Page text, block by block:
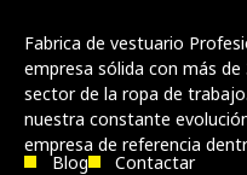
Fabrica de vestuario
empresa sólida con más
sector de la ropa de
nuestra constante
empresa de referencia
Blog Contactar